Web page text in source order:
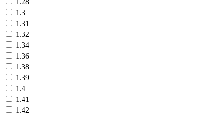
1.28
1.3
1.31
1.32
1.34
1.36
1.38
1.39
1.4
1.41
1.42